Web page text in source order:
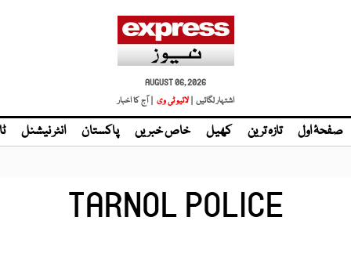
AUGUST 06, 2026
اشتہار لگائیں |
| آج کا اخبار
صفحۂ اول تازہ ترین کھیل خاص خبریں پاکستان انٹر نیشنل
TARNOL POLICE